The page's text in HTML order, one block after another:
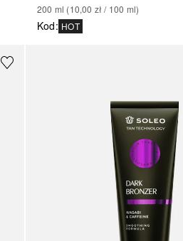
200 ml (10,00 zł / 100 ml)
Kod: HOT